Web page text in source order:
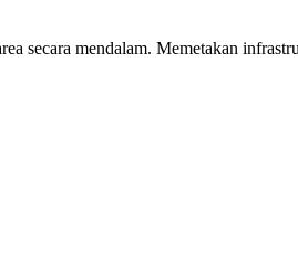
secara mendalam. Memetakan